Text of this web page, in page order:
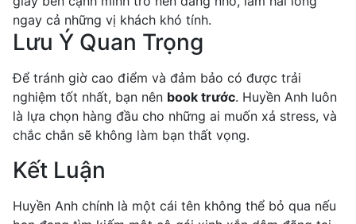
ngay cả những vị khách khó tính.
Lưu Ý Quan Trọng
Để tránh giờ cao điểm và đảm bảo có được trải
nghiệm tốt nhất, bạn nên book trước. Huyền Anh luôn
là lựa chọn hàng đầu cho những ai muốn xả stress, và
chắc chắn sẽ không làm bạn thất vọng.
Kết Luận
Huyền Anh chính là một cái tên không thể bỏ qua nếu